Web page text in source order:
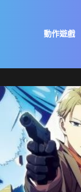
動作遊戲